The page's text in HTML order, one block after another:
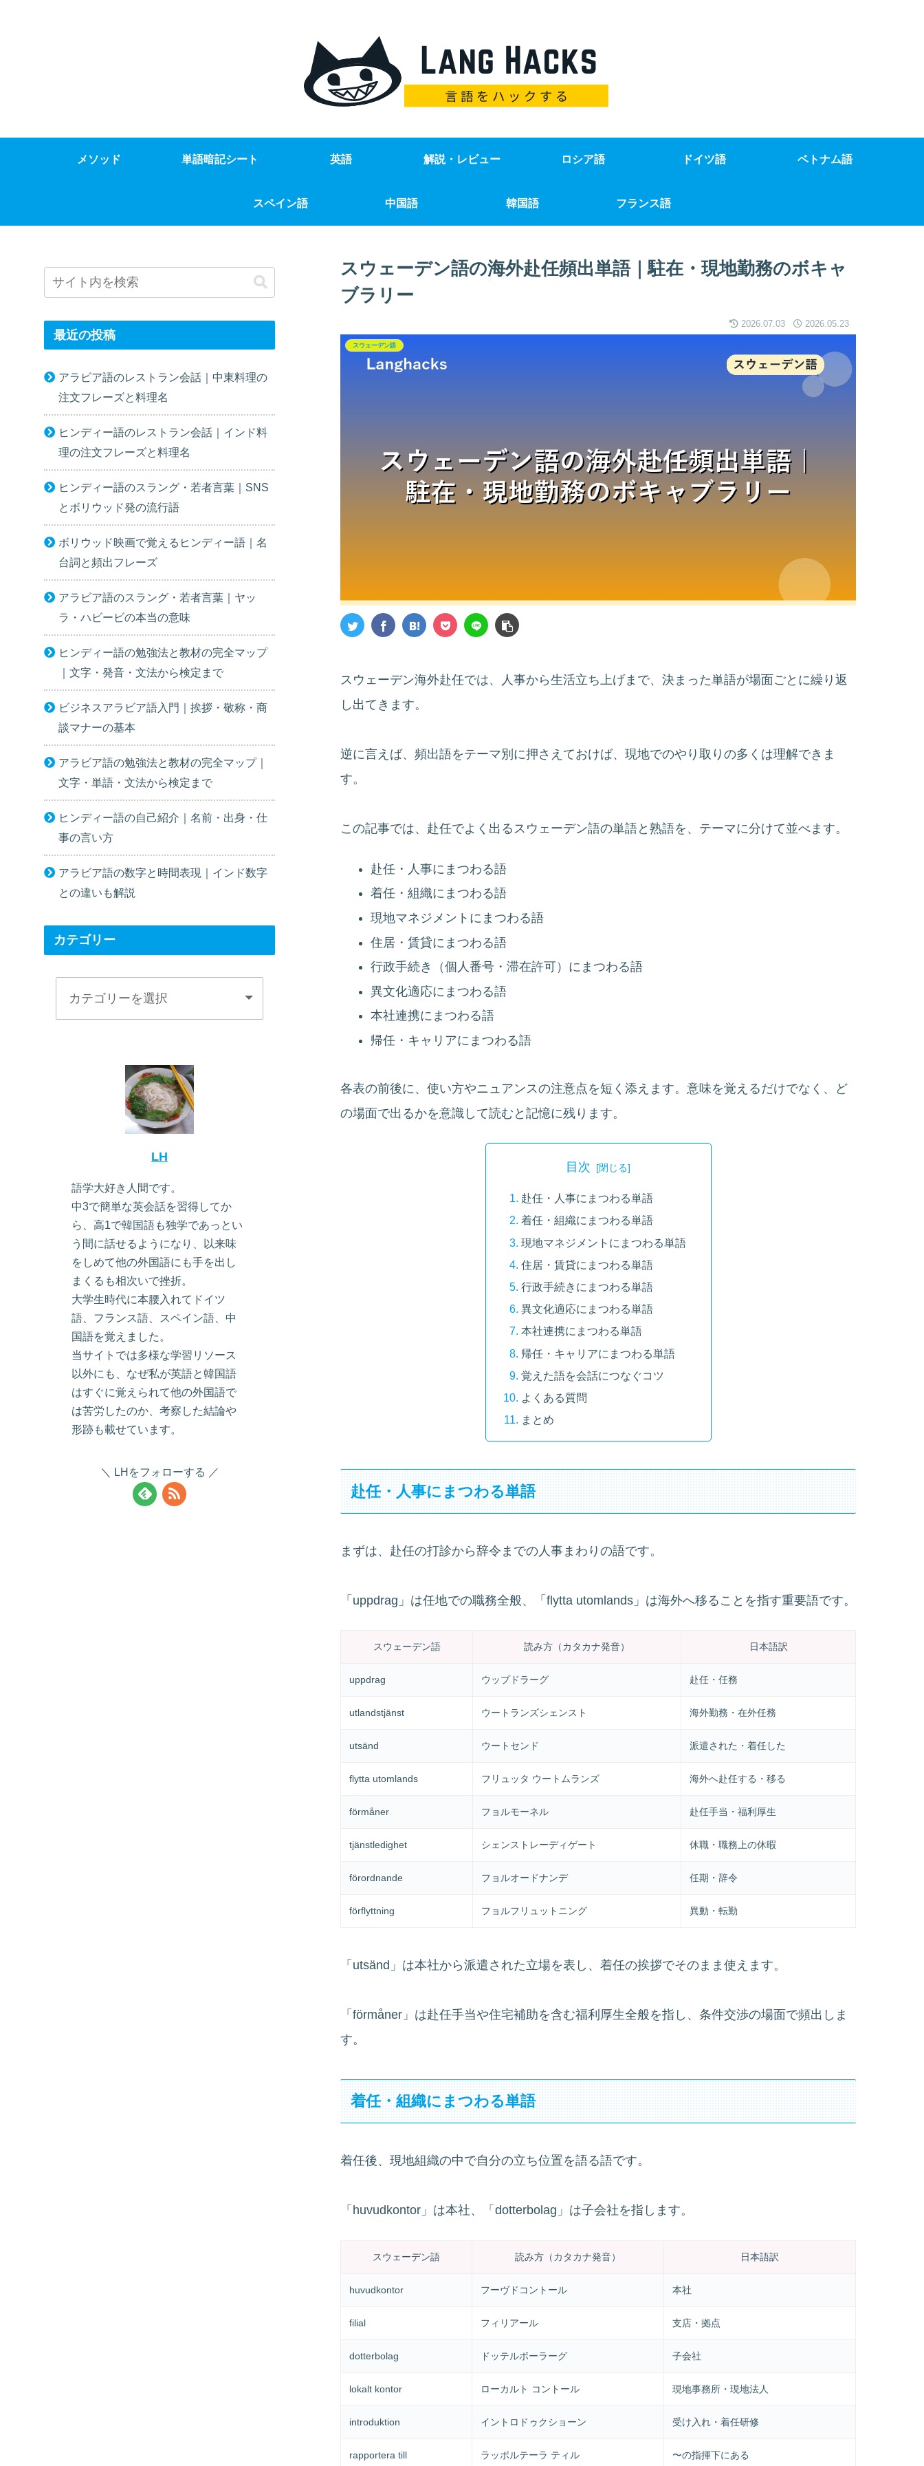
メソッド 単語暗記シート 英語 解説・レビュー ロシア語 ドイツ語 ベトナム語
スペイン語 中国語 韓国語 フランス語
スウェーデン語の海外赴任頻出単語｜駐在・現地勤務のボキャ
ブラリー
2026.07.03 2026.05.23
スウェーデン語
スウェーデン海外赴任では、人事から生活立ち上げまで、決まった単語が場面ごとに繰り返
し出てきます。
逆に言えば、頻出語をテーマ別に押さえておけば、現地でのやり取りの多くは理解できま
す。
この記事では、赴任でよく出るスウェーデン語の単語と熟語を、テーマに分けて並べます。
赴任・人事にまつわる語
着任・組織にまつわる語
現地マネジメントにまつわる語
住居・賃貸にまつわる語
行政手続き（個人番号・滞在許可）にまつわる語
異文化適応にまつわる語
本社連携にまつわる語
帰任・キャリアにまつわる語
各表の前後に、使い方やニュアンスの注意点を短く添えます。意味を覚えるだけでなく、ど
の場面で出るかを意識して読むと記憶に残ります。
目次
赴任・人事にまつわる単語
着任・組織にまつわる単語
現地マネジメントにまつわる単語
住居・賃貸にまつわる単語
行政手続きにまつわる単語
異文化適応にまつわる単語
本社連携にまつわる単語
帰任・キャリアにまつわる単語
覚えた語を会話につなぐコツ
よくある質問
まとめ
赴任・人事にまつわる単語
まずは、赴任の打診から辞令までの人事まわりの語です。
「uppdrag」は任地での職務全般、「flytta utomlands」は海外へ移ることを指す重要語です。
スウェーデン語 読み方（カタカナ発音） 日本語訳
uppdrag ウップドラーグ 赴任・任務
utlandstjänst ウートランズシェンスト 海外勤務・在外任務
utsänd ウートセンド 派遣された・着任した
flytta utomlands フリュッタ ウートムランズ 海外へ赴任する・移る
förmåner フョルモーネル 赴任手当・福利厚生
tjänstledighet シェンストレーディゲート 休職・職務上の休暇
förordnande フョルオードナンデ 任期・辞令
förflyttning フョルフリュットニング 異動・転勤
「utsänd」は本社から派遣された立場を表し、着任の挨拶でそのまま使えます。
「förmåner」は赴任手当や住宅補助を含む福利厚生全般を指し、条件交渉の場面で頻出しま
す。
着任・組織にまつわる単語
着任後、現地組織の中で自分の立ち位置を語る語です。
「huvudkontor」は本社、「dotterbolag」は子会社を指します。
スウェーデン語 読み方（カタカナ発音） 日本語訳
huvudkontor フーヴドコントール 本社
filial フィリアール 支店・拠点
dotterbolag ドッテルボーラーグ 子会社
lokalt kontor ローカルト コントール 現地事務所・現地法人
introduktion イントロドゥクショーン 受け入れ・着任研修
rapportera till ラッポルテーラ ティル 〜の指揮下にある
最近の投稿
アラビア語のレストラン会話｜中東料理の
注文フレーズと料理名
ヒンディー語のレストラン会話｜インド料
理の注文フレーズと料理名
ヒンディー語のスラング・若者言葉｜SNS
とボリウッド発の流行語
ボリウッド映画で覚えるヒンディー語｜名
台詞と頻出フレーズ
アラビア語のスラング・若者言葉｜ヤッ
ラ・ハビービの本当の意味
ヒンディー語の勉強法と教材の完全マップ
｜文字・発音・文法から検定まで
ビジネスアラビア語入門｜挨拶・敬称・商
談マナーの基本
アラビア語の勉強法と教材の完全マップ｜
文字・単語・文法から検定まで
ヒンディー語の自己紹介｜名前・出身・仕
事の言い方
アラビア語の数字と時間表現｜インド数字
との違いも解説
カテゴリー
LH
語学大好き人間です。
中3で簡単な英会話を習得してか
ら、高1で韓国語も独学であっとい
う間に話せるようになり、以来味
をしめて他の外国語にも手を出し
まくるも相次いで挫折。
大学生時代に本腰入れてドイツ
語、フランス語、スペイン語、中
国語を覚えました。
当サイトでは多様な学習リソース
以外にも、なぜ私が英語と韓国語
はすぐに覚えられて他の外国語で
は苦労したのか、考察した結論や
形跡も載せています。
LHをフォローする